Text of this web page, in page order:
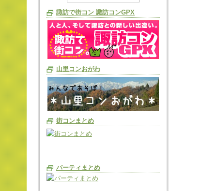
諏訪で街コン 諏訪コンGPX
山里コンおがわ
街コンまとめ
パーティまとめ